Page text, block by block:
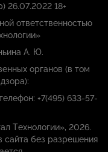
26.07.2022 18+
ответственностью
А. Ю.
органов (в том
+7(495) 633-57-
Технологии», 2026.
сайта без разрешения